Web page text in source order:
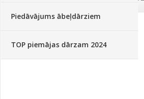
Piedāvājums ābeļdārziem
TOP piemājas dārzam 2024